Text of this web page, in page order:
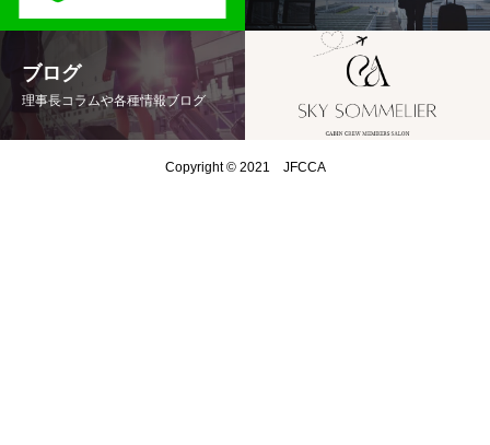
ブログ
理事長コラムや各種情報ブログ
Copyright © 2021 JFCCA